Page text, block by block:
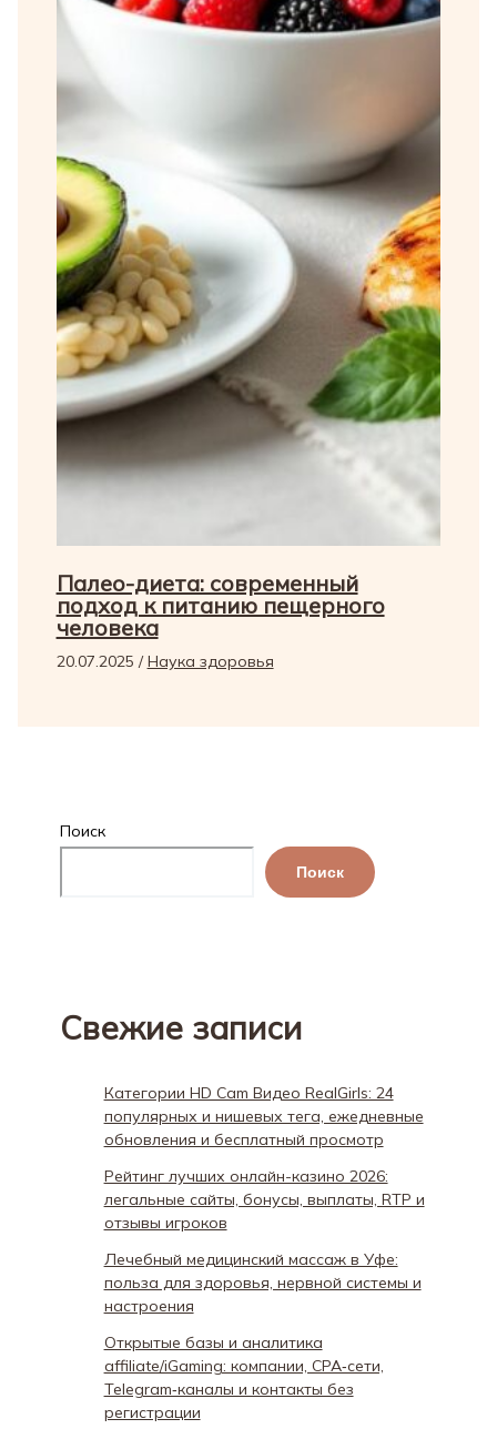
Палео-диета: современный
подход к питанию пещерного
человека
20.07.2025 /Наука здоровья
Поиск
Поиск
Свежие записи
Категории HD Cam Видео RealGirls: 24
популярных и нишевых тега, ежедневные
обновления и бесплатный просмотр
Рейтинг лучших онлайн-казино 2026:
легальные сайты, бонусы, выплаты, RTP и
отзывы игроков
Лечебный медицинский массаж в Уфе:
польза для здоровья, нервной системы и
настроения
Открытые базы и аналитика
affiliate/iGaming: компании, CPA‑сети,
Telegram‑каналы и контакты без
регистрации